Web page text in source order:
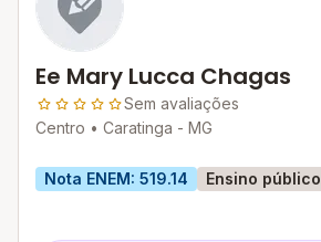
Ee Mary Lucca Chagas
Sem avaliações
Centro • Caratinga - MG
Nota ENEM: 519.14 Ensino público